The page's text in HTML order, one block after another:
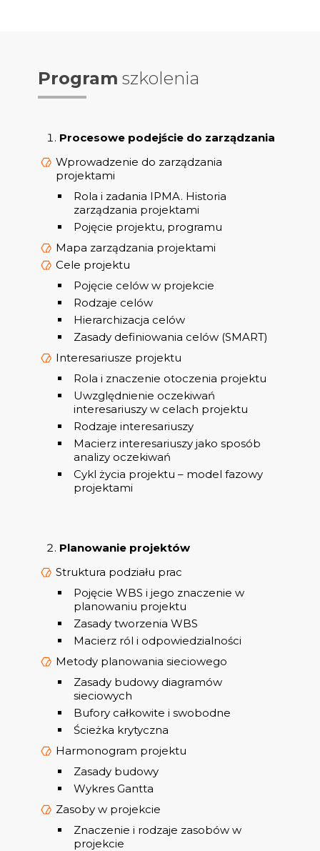
Program szkolenia
Procesowe podejście do zarządzania
Wprowadzenie do zarządzania
projektami
Rola i zadania IPMA. Historia
zarządzania projektami
Pojęcie projektu, programu
Mapa zarządzania projektami
Cele projektu
Pojęcie celów w projekcie
Rodzaje celów
Hierarchizacja celów
Zasady definiowania celów (SMART)
Interesariusze projektu
Rola i znaczenie otoczenia projektu
Uwzględnienie oczekiwań
interesariuszy w celach projektu
Rodzaje interesariuszy
Macierz interesariuszy jako sposób
analizy oczekiwań
Cykl życia projektu – model fazowy
projektami
Planowanie projektów
Struktura podziału prac
Pojęcie WBS i jego znaczenie w
planowaniu projektu
Zasady tworzenia WBS
Macierz ról i odpowiedzialności
Metody planowania sieciowego
Zasady budowy diagramów
sieciowych
Bufory całkowite i swobodne
Ścieżka krytyczna
Harmonogram projektu
Zasady budowy
Wykres Gantta
Zasoby w projekcie
Znaczenie i rodzaje zasobów w
projekcie